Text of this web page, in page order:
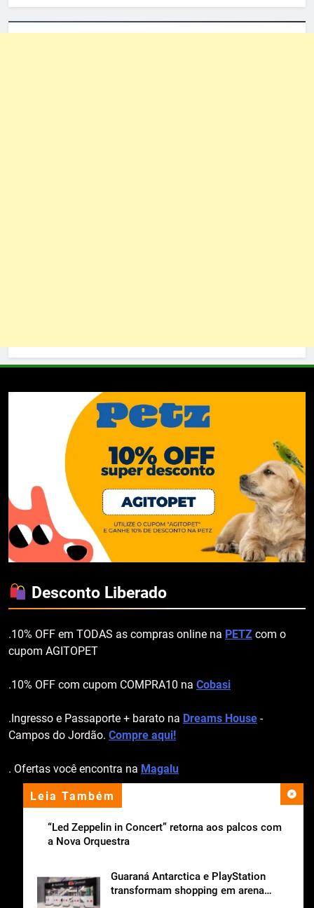
Leia Também
“Led Zeppelin in Concert” retorna aos palcos com
a Nova Orquestra
Guaraná Antarctica e PlayStation
transformam shopping em arena
Desconto Liberado
.10% OFF em TODAS as compras online na PETZ com o
cupom AGITOPET
.10% OFF com cupom COMPRA10 na Cobasi
.Ingresso e Passaporte + barato na Dreams House -
Campos do Jordão. Compre aqui!
. Ofertas você encontra na Magalu
apoio institucional